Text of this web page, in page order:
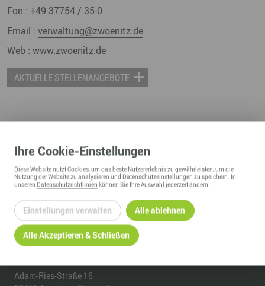
Fon : +49 37754 / 35-0
Email : verwaltung@zwoenitz.de
Web : www.zwoenitz.de
AKTUELLE STELLENANGEBOTE
ZURÜCK ZUR ÜBERSICHT
REGIONALMANAGEMENT ERZGEBIRGE
Adam-Ries-Straße 16
Ihre Cookie-Einstellungen
DieseWebsitenutzt Cookies, um das beste Nutzererlebnis zu gewährleisten, um die
Nutzung derWebsitezu analysieren und Datenschutzeinstellungen zu speichern. In
unseren Datenschutzrichtlinien können Sie Ihre Auswahl jederzeit ändern.
Einstellungen verwalten Alle ablehnen
Alle Akzeptieren & Schließen